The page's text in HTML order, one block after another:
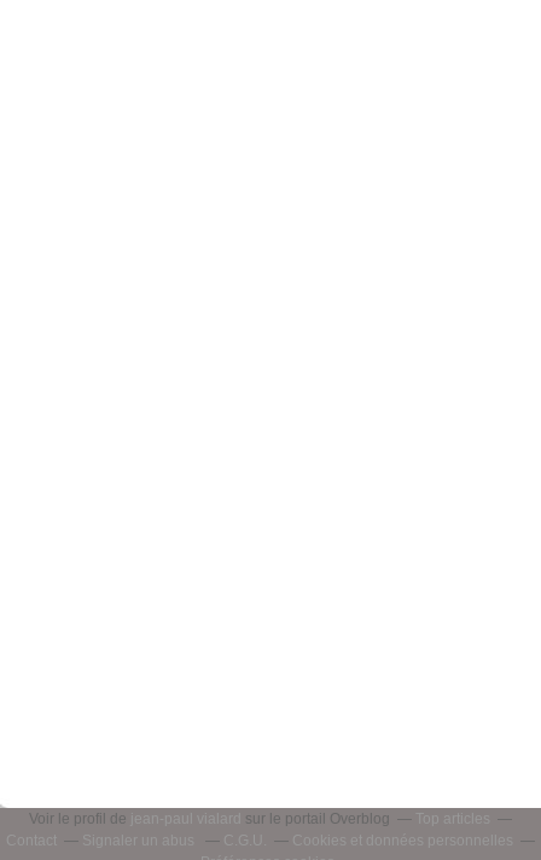
Voir le profil de jean-paul vialard sur le portail Overblog
Top articles
Contact
Signaler un abus C.G.U.
Cookies et données personnelles